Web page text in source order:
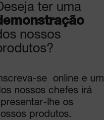
ter uma
nossos
se online e um
nossos chefes irá
lhe os
produtos.